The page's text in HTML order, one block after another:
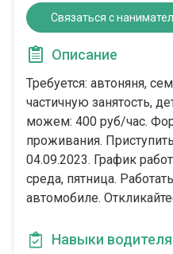
Связаться с
Описание
Требуется: автоняня,
частичную занятость,
можем: 400 руб/час.
проживания.
04.09.2023. График
среда, пятница.
автомобиле.
Навыки водителя